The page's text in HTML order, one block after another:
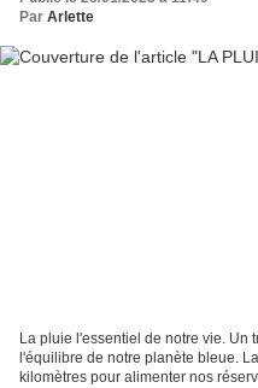
Par Arlette
La pluie l'essentiel de notre vie. Un
l'équilibre de notre planète bleue.
kilomètres pour alimenter nos